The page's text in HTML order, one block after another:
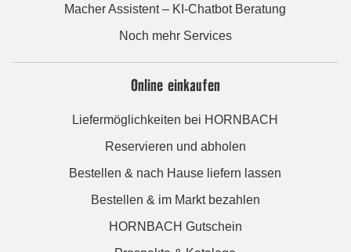
Macher Assistent – KI-Chatbot Beratung
Noch mehr Services
Online einkaufen
Liefermöglichkeiten bei HORNBACH
Reservieren und abholen
Bestellen & nach Hause liefern lassen
Bestellen & im Markt bezahlen
HORNBACH Gutschein